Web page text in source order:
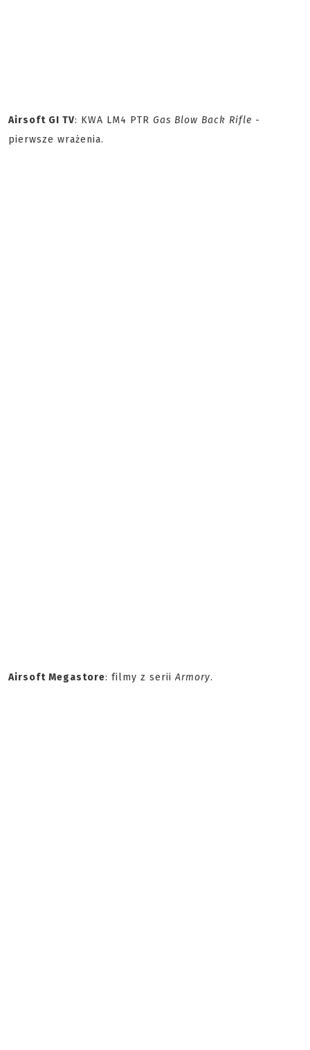
Airsoft GI TV: KWA LM4 PTR Gas Blow Back Rifle -
pierwsze wrażenia.
Airsoft Megastore: filmy z seriiArmory.